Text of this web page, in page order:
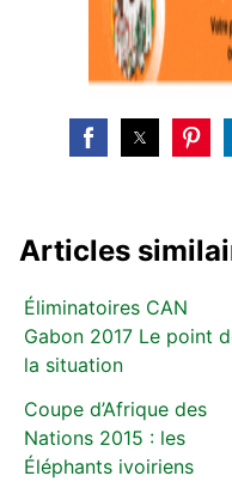
Articles
Éliminatoires CAN
Gabon 2017 Le point
la situation
Coupe d’Afrique des
Nations 2015 : les
Éléphants ivoiriens